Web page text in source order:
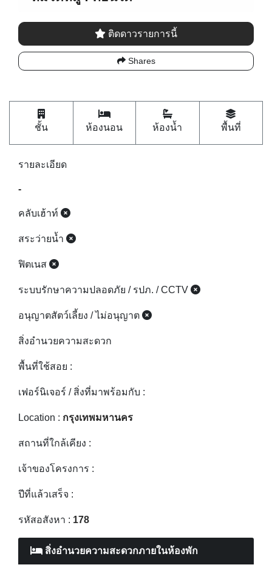
ติดดาวรายการนี้
Shares
ชั้น ห้องนอน ห้องน้ำ พื้นที่
รายละเอียด
-
คลับเฮ้าท์
สระว่ายน้ำ
ฟิตเนส
ระบบรักษาความปลอดภัย / รปภ. / CCTV
อนุญาตสัตว์เลี้ยง / ไม่อนุญาต
สิ่งอำนวยความสะดวก
พื้นที่ใช้สอย :
เฟอร์นิเจอร์ / สิ่งที่มาพร้อมกับ :
Location : กรุงเทพมหานคร
สถานที่ใกล้เคียง :
เจ้าของโครงการ :
ปีที่แล้วเสร็จ :
รหัสอสังหา : 178
สิ่งอำนวยความสะดวกภายในห้องพัก